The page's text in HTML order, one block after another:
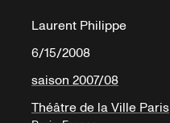
Laurent Philippe
6/15/2008
saison 2007/08
Théâtre de la Ville Paris